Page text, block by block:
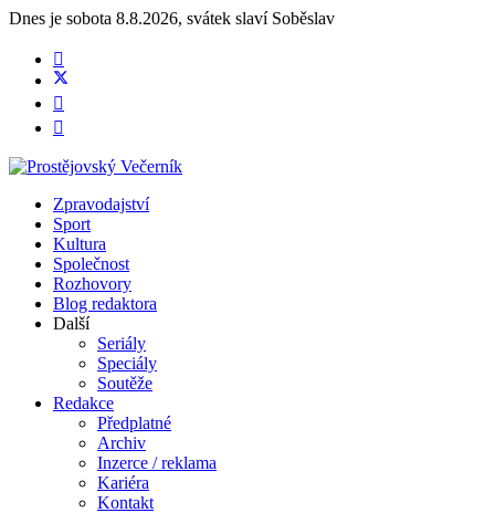
Dnes je sobota 8.8.2026, svátek slaví Soběslav
Zpravodajství
Sport
Kultura
Společnost
Rozhovory
Blog redaktora
Další
Seriály
Speciály
Soutěže
Redakce
Předplatné
Archiv
Inzerce / reklama
Kariéra
Kontakt